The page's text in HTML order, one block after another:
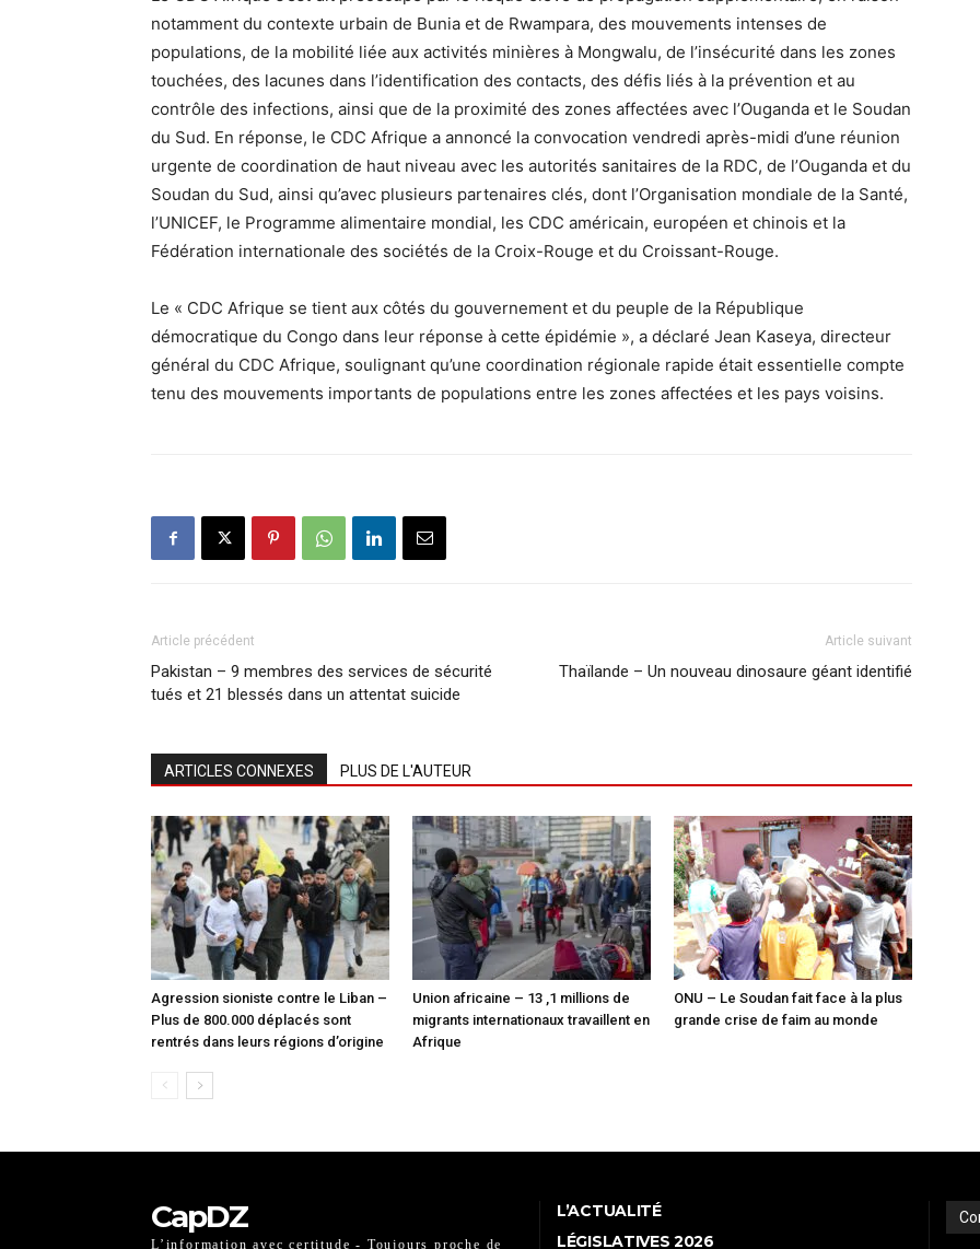
notamment du contexte urbain de Bunia et de Rwampara, des mouvements intenses de
populations, de la mobilité liée aux activités minières à Mongwalu, de l’insécurité dans les zones
touchées, des lacunes dans l’identification des contacts, des défis liés à la prévention et au
contrôle des infections, ainsi que de la proximité des zones affectées avec l’Ouganda et le Soudan
du Sud. En réponse, le CDC Afrique a annoncé la convocation vendredi après-midi d’une réunion
urgente de coordination de haut niveau avec les autorités sanitaires de la RDC, de l’Ouganda et du
Soudan du Sud, ainsi qu’avec plusieurs partenaires clés, dont l’Organisation mondiale de la Santé,
l’UNICEF, le Programme alimentaire mondial, les CDC américain, européen et chinois et la
Fédération internationale des sociétés de la Croix-Rouge et du Croissant-Rouge.
Le « CDC Afrique se tient aux côtés du gouvernement et du peuple de la République
démocratique du Congo dans leur réponse à cette épidémie », a déclaré Jean Kaseya, directeur
général du CDC Afrique, soulignant qu’une coordination régionale rapide était essentielle compte
tenu des mouvements importants de populations entre les zones affectées et les pays voisins.
Article précédent
Pakistan – 9 membres des services de sécurité
tués et 21 blessés dans un attentat suicide
Article suivant
Thaïlande – Un nouveau dinosaure géant identifié
ARTICLES CONNEXES PLUS DE L'AUTEUR
Agression sioniste contre le Liban –
Plus de 800.000 déplacés sont
rentrés dans leurs régions d’origine
Union africaine – 13 ,1 millions de
migrants internationaux travaillent en
Afrique
ONU – Le Soudan fait face à la plus
grande crise de faim au monde
CapDZ
L’information avec certitude - Toujours proche de
L’ACTUALITÉ
LÉGISLATIVES 2026